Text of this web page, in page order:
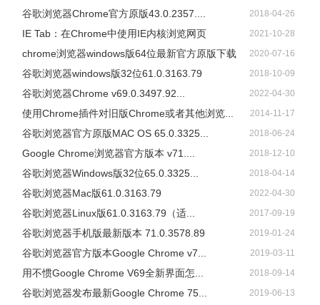
置的情况。并且能创建桌面以及程序菜单快捷方式。不过设
置默认浏览器之后，程序所在文件夹不能改名或者删除;
3、优化了浏览器配置。附加了一些常用的浏览器插件。其中
有一些插件默认是停用的，如果需要的话，随时启用即可。
4、能通过一个批处理文件“清除所有个人信息与自定义设
置。bat”快速的将所有此浏览器的浏览记录以及个人信息删
除。以便重新定制并分发给其他用户。
5、Loader使用C语言编写。尽量减少垃圾文件产生以及资源
占用。
谷歌浏览器Chrome官方原版43.0.2357.... 2018-04-26
IE Tab：在Chrome中使用IE内核浏览网页 2021-10-28
chrome浏览器windows版64位最新官方原版下载 2020-07-16
谷歌浏览器windows版32位61.0.3163.79 2018-10-09
谷歌浏览器Chrome v69.0.3497.92... 2022-04-30
使用Chrome插件对旧版Chrome或者其他浏览... 2014-11-17
谷歌浏览器官方原版MAC OS 65.0.3325... 2018-06-24
Google Chrome浏览器官方版本 v71.... 2018-12-10
谷歌浏览器Windows版32位65.0.3325... 2018-04-14
谷歌浏览器Mac版61.0.3163.79 2022-04-30
谷歌浏览器Linux版61.0.3163.79（适... 2017-09-19
谷歌浏览器手机版最新版本 71.0.3578.89 2019-01-24
谷歌浏览器官方版本Google Chrome v7... 2019-03-11
用不惯Google Chrome V69全新界面怎... 2018-09-14
谷歌浏览器发布最新Google Chrome 75... 2019-06-13